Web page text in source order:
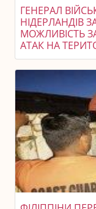
ГЕНЕРАЛ
НІДЕРЛАНДІВ
МОЖЛИВІСТЬ
АТАК НА